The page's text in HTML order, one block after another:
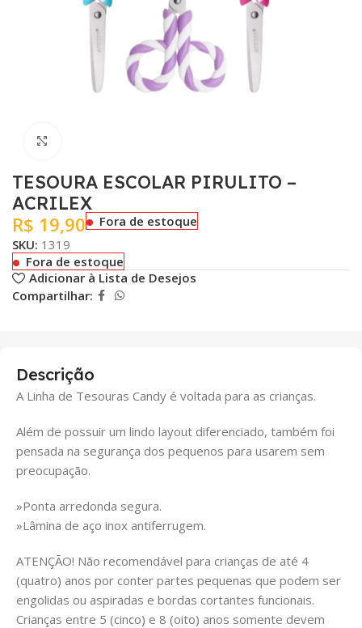
TESOURA ESCOLAR PIRULITO –
ACRILEX
R$ 19,90
Fora de estoque
SKU: 1319
Fora de estoque
Adicionar à Lista de Desejos
Compartilhar:
Descrição
A Linha de Tesouras Candy é voltada para as crianças.
Além de possuir um lindo layout diferenciado, também foi
pensada na segurança dos pequenos para usarem sem
preocupação.
»Ponta arredonda segura.
»Lâmina de aço inox antiferrugem.
ATENÇÃO! Não recomendável para crianças de até 4
(quatro) anos por conter partes pequenas que podem ser
engolidas ou aspiradas e bordas cortantes funcionais.
Crianças entre 5 (cinco) e 8 (oito) anos somente devem